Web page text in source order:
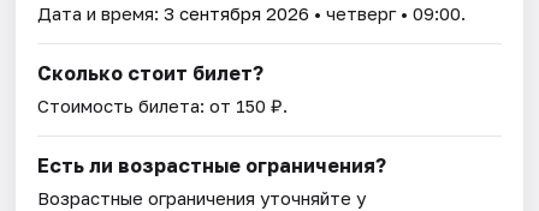
Дата и время:3 сентября 2026 • четверг • 09:00.
Сколько стоит билет?
Стоимость билета: от 150 ₽.
Есть ли возрастные ограничения?
Возрастные ограничения уточняйте у